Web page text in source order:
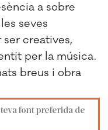
a sobre
seves
creatives,
per la música.
breus i obra
font preferida de